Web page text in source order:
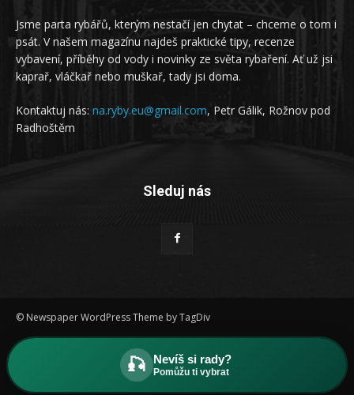
Jsme parta rybářů, kterým nestačí jen chytat – chceme o tom i
psát. V našem magazínu najdeš praktické tipy, recenze
vybavení, příběhy od vody i novinky ze světa rybaření. Ať už jsi
kaprař, vláčkař nebo muškař, tady jsi doma.
Kontaktuj nás: na.ryby.eu@gmail.com, Petr Gálik, Rožnov pod
Radhoštěm
Sleduj nás
© Newspaper WordPress Theme by TagDiv
Ochrana osobních údajů
mapa revírů s ubytování
🎣 Nevíš si rady?
Pomůžu ti vybrat